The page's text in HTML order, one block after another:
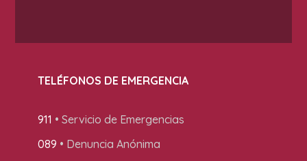
TELÉFONOS DE EMERGENCIA
911 • Servicio de Emergencias
089 • Denuncia Anónima